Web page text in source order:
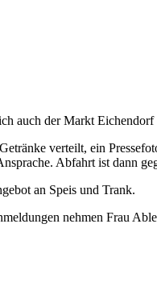
auch der Markt Eichendorf
verteilt, ein
Abfahrt ist dann
an Speis und Trank.
nehmen Frau